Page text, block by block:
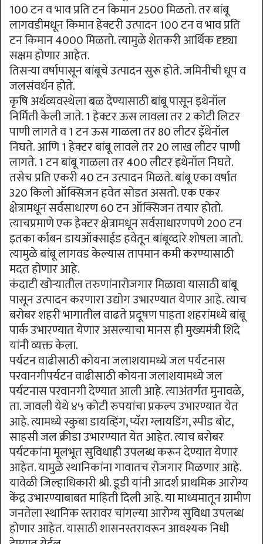
100 टन व भाव प्रति टन किमान 2500 मिळतो. तर बांबू
लागवडीमधून किमान हेक्टरी उत्पादन 100 टन व भाव प्रति
टन किमान 4000 मिळतो. त्यामुळे शेतकरी आर्थिक दृष्ट्या
सक्षम होणार आहेत.
तिसऱ्या वर्षापासून बांबूचे उत्पादन सुरू होते. जमिनीची धूप व
जलसंवर्धन होते.
कृषि अर्थव्यवस्थेला बळ देण्यासाठी बांबू पासून इथेनॉल
निर्मिती केली जाते. 1 हेक्टर ऊस लावला तर 2 कोटी लिटर
पाणी लागते व 1 टन ऊस गाळला तर 80 लीटर इॅथेनॉल
निघते. आणि 1 हेक्टर बांबू लावले तर 20 लाख लीटर पाणी
लागते. 1 टन बांबू गाळला तर 400 लीटर इथेनॉल निघते.
तसेच प्रति एकरी 40 टन उत्पादन मिळते. बांबू एका वर्षात
320 किलो ऑक्सिजन हवेत सोडत असतो. एक एकर
क्षेत्रामधून सर्वसाधारण 60 टन ऑक्सिजन तयार होतो.
त्याचप्रमाणे एक हेक्टर क्षेत्रामधून सर्वसाधारणपणे 200 टन
इतका र्काबन डायऑक्साईड हवेतून बांबूव्दारे शोषला जातो.
त्यामुळे बांबू लागवड केल्यास तापमान कमी करण्यासाठी
मदत होणार आहे.
कंदाटी खोऱ्यातील तरुणांनारोजगार मिळावा यासाठी बांबू
पासून उत्पादन करणारा उद्योग उभारण्यात येणार आहे. त्याच
बरोबर शहरी भागातील वाढते प्रदूषण पाहता शहरांमध्ये बांबू
पार्क उभारण्यात येणार असल्याचा मानस ही मुख्यमंत्री शिंदे
यांनी व्यक्त केला.
पर्यटन वाढीसाठी कोयना जलाशयामध्ये जल पर्यटनास
परवानगीपर्यटन वाढीसाठी कोयना जलाशयामध्ये जल
पर्यटनास परवानगी देण्यात आली आहे. त्याअंतर्गत मुनावळे,
ता. जावली येथे ४५ कोटी रुपयांचा प्रकल्प उभारण्यात येत
आहे. त्यामध्ये स्कुबा डायव्हिंग, प्यॅरा ग्लायडिंग, स्पीड बोट,
साहसी जल क्रीडा उभारण्यात येत आहेत. त्याच बरोबर
पर्यटकांना मूलभूत सुविधाही उपलब्ध करून देण्यात येणार
आहेत. यामुळे स्थानिकांना गावातच रोजगार मिळणार आहे.
यावेळी जिल्हाधिकारी श्री. डूडी यांनी आदर्श प्राथमिक आरोग्य
केंद्र उभारण्याबाबत माहिती दिली आहे. या माध्यमातून ग्रामीण
जनतेला स्थानिक स्तरावर चांगल्या आरोग्य सुविधा उपलब्ध
होणार आहेत. यासाठी शासनस्तरावरून आवश्यक निधी